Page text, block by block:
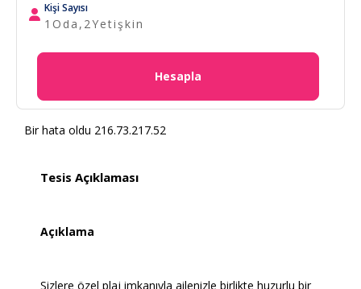
Kişi Sayısı
1 Oda, 2Yetişkin
Hesapla
Bir hata oldu 216.73.217.52
Tesis Açıklaması
Açıklama
Sizlere özel plaj imkanıyla ailenizle birlikte huzurlu bir